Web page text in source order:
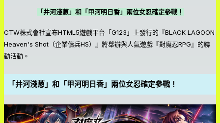
「井河淺蔥」和「甲河明日香」兩位女忍確定參戰！
CTW株式會社宣布HTML5遊戲平台「G123」上發行的『BLACK LAGOON
Heaven's Shot（企業傭兵HS）』將舉辦與人氣遊戲『對魔忍RPG』的聯
動活動。
「井河淺蔥」和「甲河明日香」兩位女忍確定參戰！